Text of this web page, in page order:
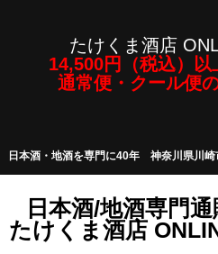
たけくま酒店
14,500円（税込）
通常便・クール便
日本酒・地酒を専門に40年 神奈川県川崎
日本酒/地酒専門
たけくま酒店